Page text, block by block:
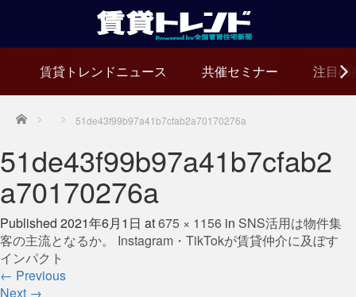
賃貸トレンドニュース 共催セミナー 注目の
Home 51de43f99b97a41b7cfab2a70170276a
51de43f99b97a41b7cfab2
a70170276a
Published 2021年6月1日 at675 × 1156 in SNS活用は物件集
客の主流となるか。 Instagram・TikTokが賃貸仲介に及ぼす
インパクト
← Previous
Next →